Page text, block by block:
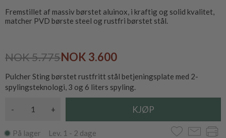
Fremstillet af massiv børstet aluinox, i kraftig og solid kvalitet,
matcher PVD børste steel og rustfri børstet stål.
NOK 5.775NOK 3.600
Pulcher Sting børstet rustfritt stål betjeningsplate med 2-
spylingsteknologi, 3 og 6 liters spyling.
- +
På lager Lev. 1 - 2 dage